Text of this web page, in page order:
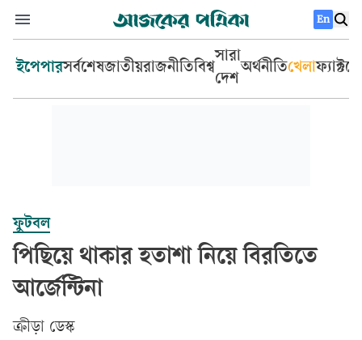
En
ইপেপারসর্বশেষজাতীয়রাজনীতিবিশ্ব
সারা
দেশ
অর্থনীতিখেলা
ফুটবল
পিছিয়ে থাকার হতাশা নিয়ে বিরতিতে
আর্জেন্টিনা
ক্রীড়া ডেস্ক